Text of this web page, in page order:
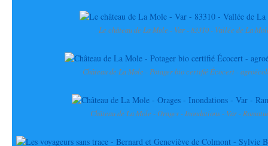
Le château de La Mole - Var - 83310 - Vallée de La
Château de La Mole - Potager bio certifié Écocert -
Château de La Mole - Orages - Inondations - Var -